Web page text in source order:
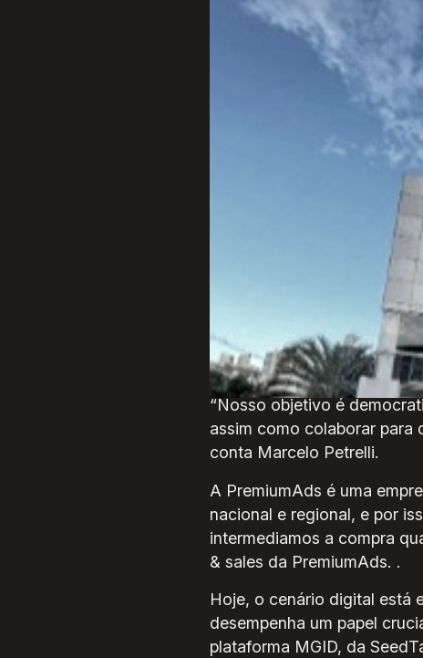
No próximo dia 7 de
promovido pela
Nesta edição do evento,
qualificados para
gerente sênior do Grupo O
Carol Popp, da Popp
O bate-papo será
“Será uma conversa
qualidade são
O evento também contará
também da Associação
evento. A ANPB é uma
produtores de conteúdo
“Nosso objetivo é
assim como colaborar para
conta Marcelo Petrelli.
A PremiumAds é uma
nacional e regional, e por
intermediamos a compra
& sales da PremiumAds. .
Hoje, o cenário digital está
desempenha um papel
plataforma MGID, da